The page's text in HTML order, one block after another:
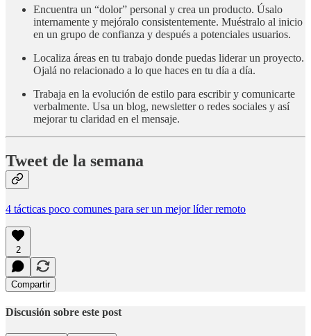
Encuentra un “dolor” personal y crea un producto. Úsalo
internamente y mejóralo consistentemente. Muéstralo al inicio
en un grupo de confianza y después a potenciales usuarios.
Localiza áreas en tu trabajo donde puedas liderar un proyecto.
Ojalá no relacionado a lo que haces en tu día a día.
Trabaja en la evolución de estilo para escribir y comunicarte
verbalmente. Usa un blog, newsletter o redes sociales y así
mejorar tu claridad en el mensaje.
Tweet de la semana
4 tácticas poco comunes para ser un mejor líder remoto
2
Compartir
Discusión sobre este post